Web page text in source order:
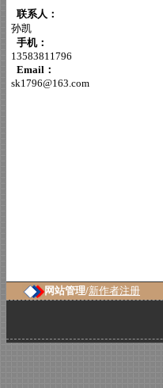
联系人：
孙凯
手机：
13583811796
Email：
sk1796@163.com
网站管理/新作者注册